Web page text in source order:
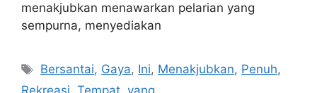
menakjubkan menawarkan pelarian yang
sempurna, menyediakan
Tags
Bersantai, Gaya, Ini, Menakjubkan, Penuh,